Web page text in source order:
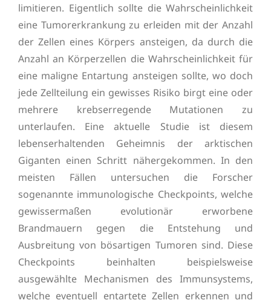
limitieren. Eigentlich sollte die Wahrscheinlichkeit
eine Tumorerkrankung zu erleiden mit der Anzahl
der Zellen eines Körpers ansteigen, da durch die
Anzahl an Körperzellen die Wahrscheinlichkeit für
eine maligne Entartung ansteigen sollte, wo doch
jede Zellteilung ein gewisses Risiko birgt eine oder
mehrere krebserregende Mutationen zu
unterlaufen. Eine aktuelle Studie ist diesem
lebenserhaltenden Geheimnis der arktischen
Giganten einen Schritt nähergekommen. In den
meisten Fällen untersuchen die Forscher
sogenannte immunologische Checkpoints, welche
gewissermaßen evolutionär erworbene
Brandmauern gegen die Entstehung und
Ausbreitung von bösartigen Tumoren sind. Diese
Checkpoints beinhalten beispielsweise
ausgewählte Mechanismen des Immunsystems,
welche eventuell entartete Zellen erkennen und